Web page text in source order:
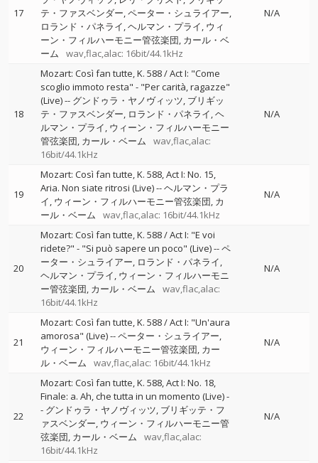
17
テ・ファスベンダー ペーター・シュライアー
ロランド・パネライ ヘルマン・プライ ウィ
ーン・フィルハーモニー管弦楽団 カール・ベ
ーム
wav,flac,alac: 16bit/44.1kHz
N/A
18
Mozart: Così fan tutte, K. 588 / Act I: "Come
scoglio immoto resta" - "Per carità, ragazze"
(Live)-- グンドゥラ・ヤノヴィッツ ブリギッ
テ・ファスベンダー ロランド・パネライ ヘ
ルマン・プライ ウィーン・フィルハーモニー
管弦楽団 カール・ベーム
wav,flac,alac:
16bit/44.1kHz
N/A
19
Mozart: Così fan tutte, K. 588, Act I: No. 15,
Aria. Non siate ritrosi (Live)--ヘルマン・プラ
イ ウィーン・フィルハーモニー管弦楽団 カ
ール・ベーム
wav,flac,alac: 16bit/44.1kHz
N/A
20
Mozart: Così fan tutte, K. 588 / Act I: "E voi
ridete?" - "Si può sapere un poco" (Live)--ペ
ーター・シュライアー ロランド・パネライ
ヘルマン・プライ ウィーン・フィルハーモニ
ー管弦楽団 カール・ベーム
wav,flac,alac:
16bit/44.1kHz
N/A
21
Mozart: Così fan tutte, K. 588 / Act I: "Un'aura
amorosa" (Live)--ペーター・シュライアー
ウィーン・フィルハーモニー管弦楽団 カー
ル・ベーム
wav,flac,alac: 16bit/44.1kHz
N/A
22
Mozart: Così fan tutte, K. 588, Act I: No. 18,
Finale: a. Ah, che tutta in un momento (Live)-
- グンドゥラ・ヤノヴィッツ ブリギッテ・フ
ァスベンダー ウィーン・フィルハーモニー管
弦楽団 カール・ベーム
wav,flac,alac:
16bit/44.1kHz
N/A